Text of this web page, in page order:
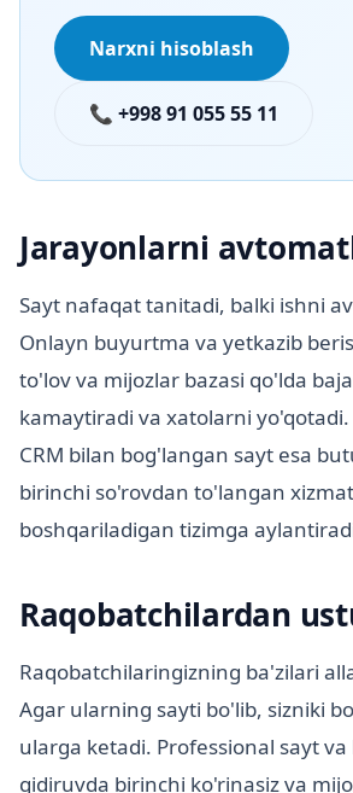
Narxni hisoblash
📞 +998 91 055 55 11
Jarayonlarni
Sayt nafaqat tanitadi, balki ishni
Onlayn buyurtma va yetkazib
to'lov va mijozlar bazasi qo'lda
kamaytiradi va xatolarni
CRM bilan bog'langan sayt esa
birinchi so'rovdan to'langan
boshqariladigan tizimga
Raqobatchilardan
Raqobatchilaringizning ba'zilari
Agar ularning sayti bo'lib, sizniki
ularga ketadi. Professional sayt va
qidiruvda birinchi ko'rinasiz va